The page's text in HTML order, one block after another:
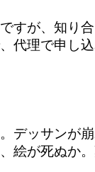
すが、知り
代理で申し
デッサンが
絵が死ぬか